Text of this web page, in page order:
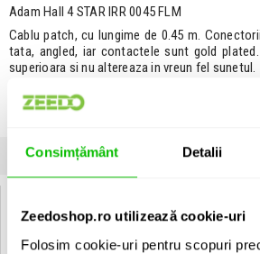
Consimțământ Detalii
Zeedoshop.ro utilizează cookie-uri
Folosim cookie-uri pentru scopuri
Adam Hall 4 STAR IRR 0045 FLM
Cablu patch, cu lungime de 0.45 m.
tata, angled, iar contactele sunt gold
superioara si nu altereaza in vreun fel sunetul.
Vezi descrierea completa
INFORMATII SPECIFICATII COMENTARII
Adam Hall 4 STAR IRR 0045 FLM: